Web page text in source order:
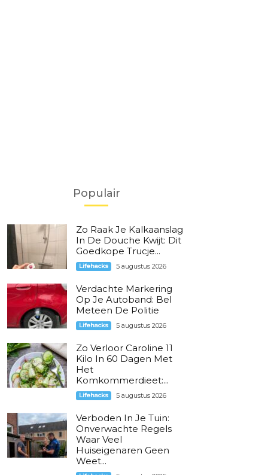
Populair
Zo Raak Je Kalkaanslag
In De Douche Kwijt: Dit
Goedkope Trucje...
Lifehacks 5 augustus 2026
Verdachte Markering
Op Je Autoband: Bel
Meteen De Politie
Lifehacks 5 augustus 2026
Zo Verloor Caroline 11
Kilo In 60 Dagen Met
Het
Komkommerdieet:...
Lifehacks 5 augustus 2026
Verboden In Je Tuin:
Onverwachte Regels
Waar Veel
Huiseigenaren Geen
Weet...